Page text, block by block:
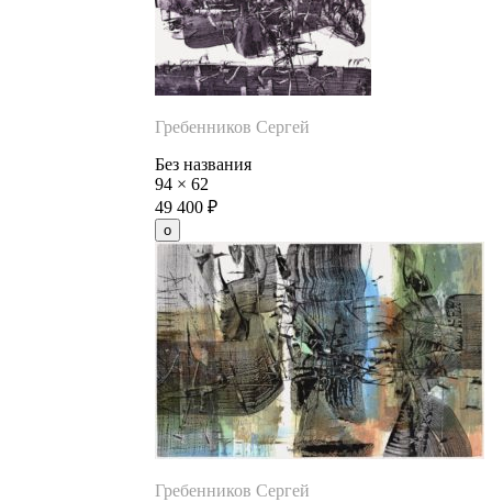
Гребенников Сергей
Без названия
94 × 62
49 400 ₽
Гребенников Сергей